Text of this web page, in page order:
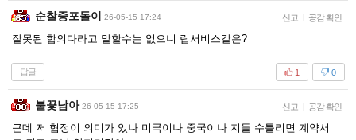
순찰중포돌이 26-05-15 17:24 신고 | 공감 확인
잘못된 합의다라고 말할수는 없으니 립서비스같은?
답글 0
1
불꽃남아 26-05-15 17:25 신고 | 공감 확인
근데 저 협정이 의미가 있나 미국이나 중국이나 지들 수틀리면 계약서